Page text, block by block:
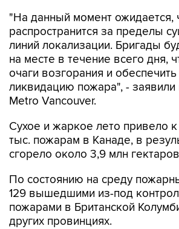
"На данный момент ожидается,
распространится за пределы
линий локализации. Бригады
на месте в течение всего дня,
очаги возгорания и
ликвидацию пожара", - заявили
Metro Vancouver.
Сухое и жаркое лето привело
тыс. пожарам в Канаде, в
сгорело около 3,9 млн
По состоянию на среду
129 вышедшими из-под
пожарами в Британской
других провинциях.